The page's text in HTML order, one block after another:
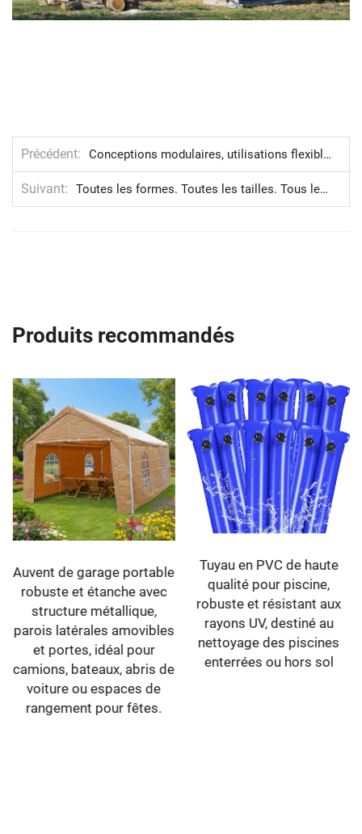
Précédent Conceptions modulaires, utilisations flexibles
Suivant Toutes les formes. Toutes les tailles. Tous les temps.
Produits recommandés
Auvent de garage portable
robuste et étanche avec
structure métallique,
parois latérales amovibles
et portes, idéal pour
camions, bateaux, abris de
voiture ou espaces de
rangement pour fêtes.
Tuyau en PVC de haute
qualité pour piscine,
robuste et résistant aux
rayons UV, destiné au
nettoyage des piscines
enterrées ou hors sol